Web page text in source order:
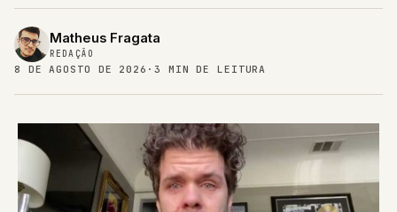
Matheus Fragata
REDAÇÃO
8 DE AGOSTO DE 2026 · 3 MIN DE LEITURA